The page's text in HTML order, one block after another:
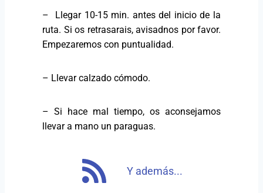
– Llegar 10-15 min. antes del inicio de la
ruta. Si os retrasarais, avisadnos por favor.
Empezaremos con puntualidad.
– Llevar calzado cómodo.
– Si hace mal tiempo, os aconsejamos
llevar a mano un paraguas.
Y además...